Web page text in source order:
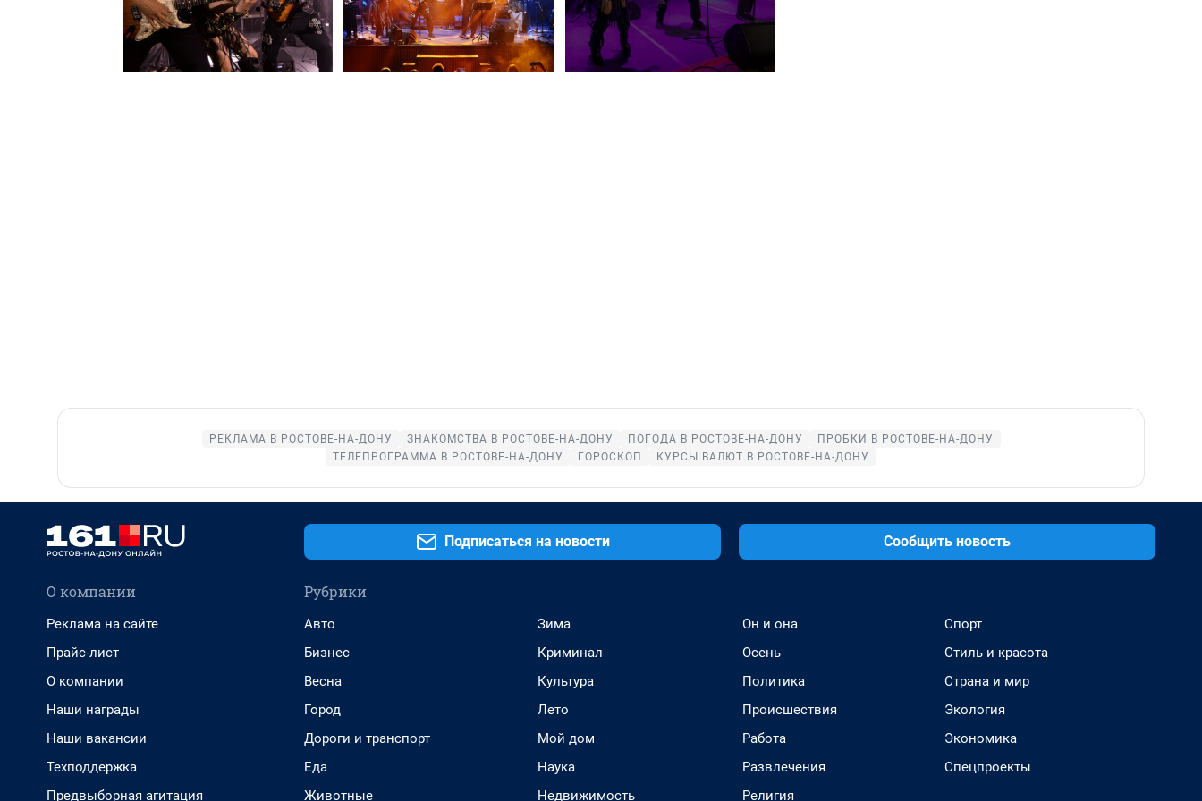
РЕКЛАМА В РОСТОВЕ-НА-ДОНУ ЗНАКОМСТВА В РОСТОВЕ-НА-ДОНУ ПОГОДА В РОСТОВЕ-НА-ДОНУ
ПРОБКИ В РОСТОВЕ-НА-ДОНУ
ТЕЛЕПРОГРАММА В РОСТОВЕ-НА-ДОНУ
ГОРОСКОП КУРСЫ ВАЛЮТ В РОСТОВЕ-НА-ДОНУ
Подписаться на новости Сообщить новость
О компании
Реклама на сайте
Прайс-лист
О компании
Наши награды
Наши вакансии
Техподдержка
Предвыборная агитация
Рубрики
Авто
Бизнес
Весна
Город
Дороги и транспорт
Еда
Животные
Зима
Криминал
Культура
Лето
Мой дом
Наука
Недвижимость
Он и она
Осень
Политика
Происшествия
Работа
Развлечения
Религия
Спорт
Стиль и красота
Страна и мир
Экология
Экономика
Спецпроекты